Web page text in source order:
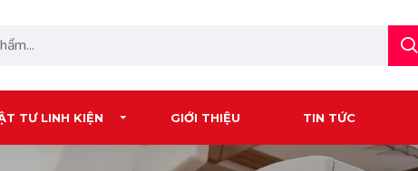
TƯ LINH KIỆN GIỚI THIỆU TIN TỨC